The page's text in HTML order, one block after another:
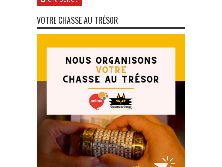
VOTRE CHASSE AU TRÉSOR